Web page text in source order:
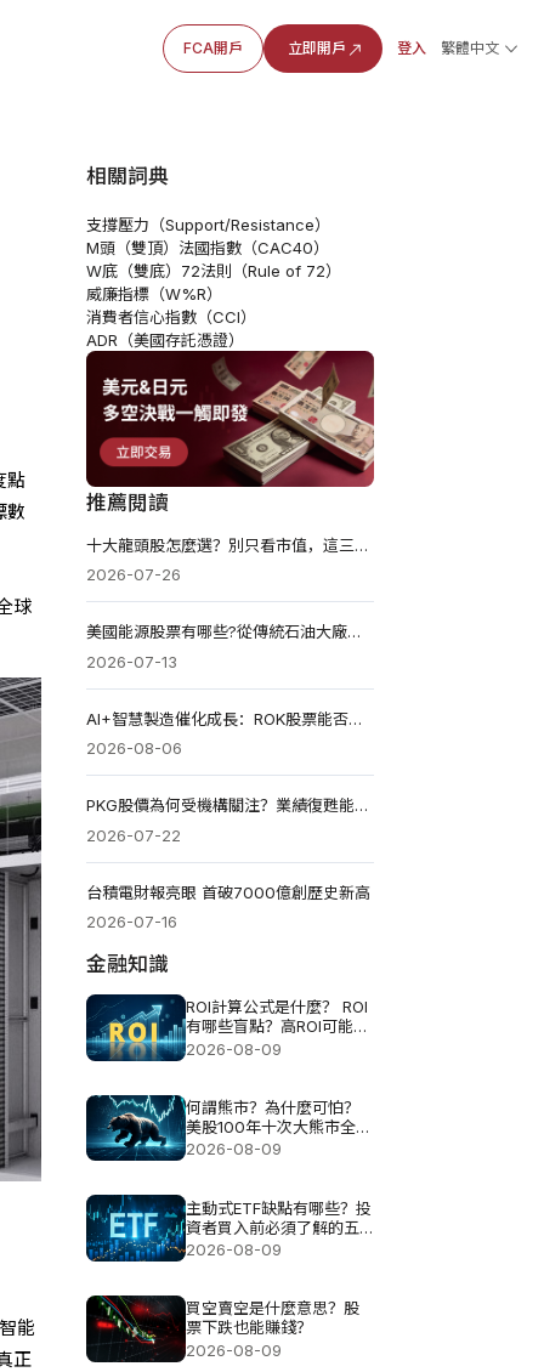
FCA開戶 立即開戶 登入 繁體中文
點
數
球
能
正
相關詞典
支撐壓力（Support/Resistance）
M頭（雙頂） 法國指數（CAC40）
W底（雙底） 72法則（Rule of 72）
威廉指標（W%R）
消費者信心指數（CCI）
ADR（美國存託憑證）
推薦閱讀
十大龍頭股怎麼選？別只看市值，這三大能力決定長期價值
2026-07-26
美國能源股票有哪些?從傳統石油大廠到清潔能源龍頭
2026-07-13
AI+智慧製造催化成長：ROK股票能否突破475美元目標價？
2026-08-06
PKG股價為何受機構關注？業績復甦能否衝擊270美元目標價？
2026-07-22
台積電財報亮眼 首破7000億創歷史新高
2026-07-16
金融知識
ROI計算公式是什麼？ ROI
有哪些盲點？高ROI可能伴
隨哪些風險？
2026-08-09
何謂熊市？為什麼可怕？
美股100年十次大熊市全解
析
2026-08-09
主動式ETF缺點有哪些？投
資者買入前必須了解的五
大風險
2026-08-09
買空賣空是什麼意思？股
票下跌也能賺錢？
2026-08-09